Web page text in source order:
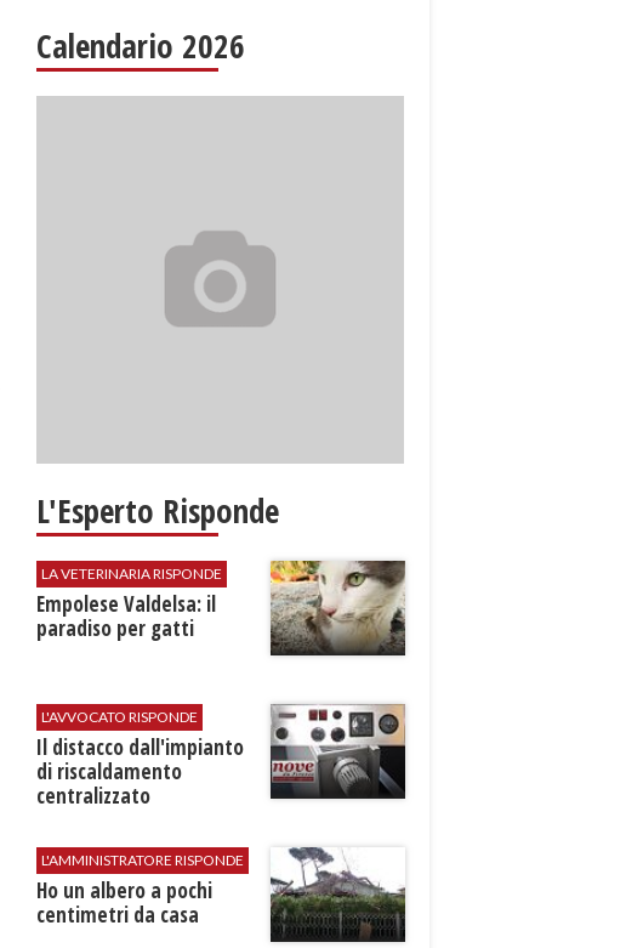
Calendario 2026
L'Esperto Risponde
LA VETERINARIA RISPONDE
Empolese Valdelsa: il
paradiso per gatti
L'AVVOCATO RISPONDE
Il distacco dall'impianto
di riscaldamento
centralizzato
L'AMMINISTRATORE RISPONDE
Ho un albero a pochi
centimetri da casa